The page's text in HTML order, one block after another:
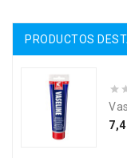
PRODUCTOS